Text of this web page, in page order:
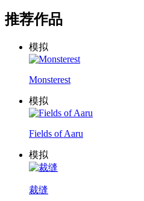
推荐作品
模拟
Monsterest
模拟
Fields of Aaru
模拟
裁缝